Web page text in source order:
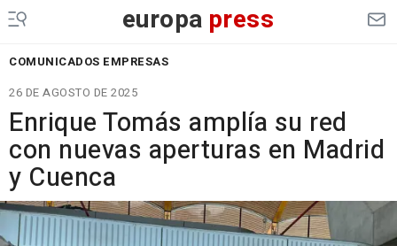
europa press
COMUNICADOS EMPRESAS
26 DE AGOSTO DE 2025
Enrique Tomás amplía su red
con nuevas aperturas en Madrid
y Cuenca